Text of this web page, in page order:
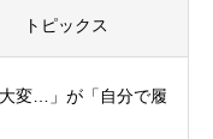
トピックス
大変…」が「自分で履